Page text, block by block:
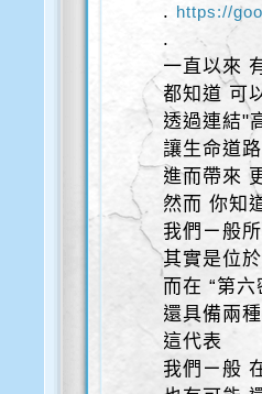
. https://
.
一直以來
都知道 可
透過連結"
讓生命道
進而帶來
然而 你知
我們ㄧ般
其實是位
而在 “第
還具備兩
這代表
我們ㄧ般